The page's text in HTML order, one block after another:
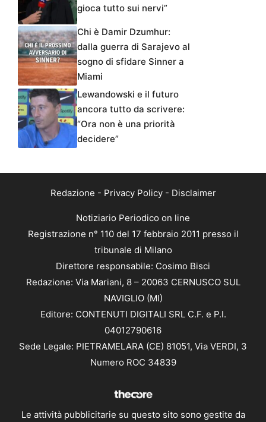
gioca tutto sui nervi”
Chi è Damir Dzumhur:
dalla guerra di Sarajevo al
sogno di sfidare Sinner a
Miami
Lewandowski e il futuro
ancora tutto da scrivere:
“Ora non è una priorità
decidere”
Redazione - Privacy Policy- Disclaimer
Notiziario Periodico on line
Registrazione n° 110 del 17 febbraio 2011 presso il
tribunale di Milano
Direttore responsabile: Cosimo Bisci
Redazione: Via Mariani, 8 – 20063 CERNUSCO SUL
NAVIGLIO (MI)
Editore: CONTENUTI DIGITALI SRL C.F. e P.I.
04012790616
Sede Legale: PIETRAMELARA (CE) 81051, Via VERDI, 3
Numero ROC 34839
Le attività pubblicitarie su questo sito sono gestite da